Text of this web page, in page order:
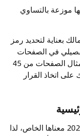
موزعة بالتساوي
بعناية لتحديد رمز
في الصفحات
المخصصة للتحذيرات (على سبيل المثال الصفحات من 45
ما يساعدك على اتخاذ القرار
لكل رمز تحذيري في سيارة نيسان صني 2025 معناها الخاص، لذا